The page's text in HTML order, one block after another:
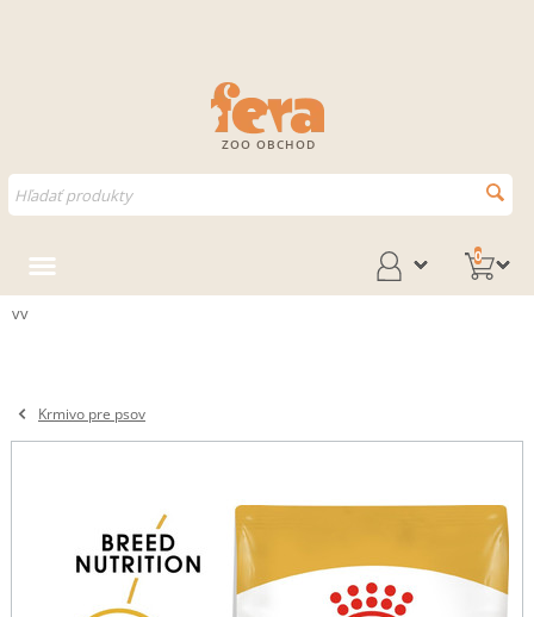
ZOO OBCHOD
0
vv
Krmivo pre psov